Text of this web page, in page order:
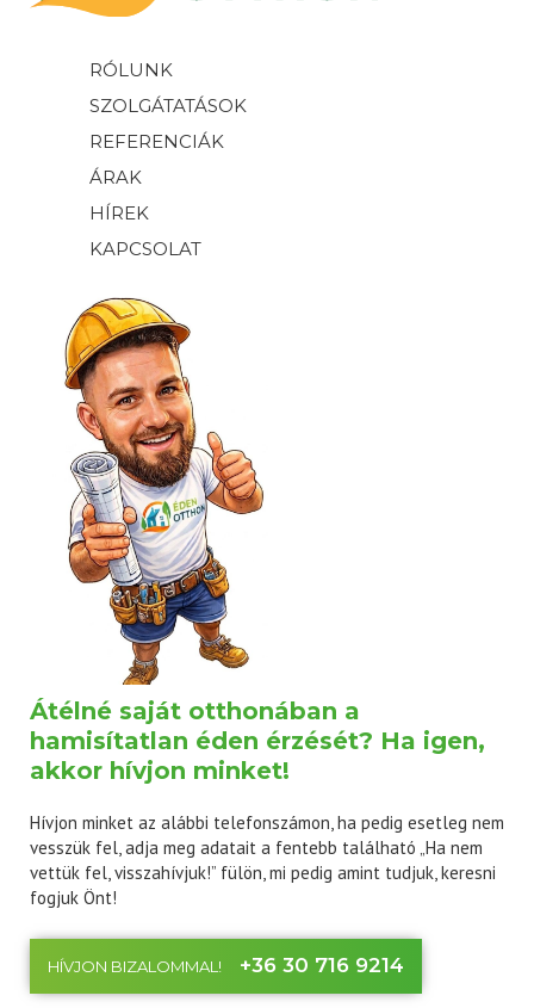
RÓLUNK
SZOLGÁTATÁSOK
REFERENCIÁK
ÁRAK
HÍREK
KAPCSOLAT
Átélné saját otthonában a
hamisítatlan éden érzését? Ha igen,
akkor hívjon minket!
Hívjon minket az alábbi telefonszámon, ha pedig esetleg nem
vesszük fel, adja meg adatait a fentebb található „Ha nem
vettük fel, visszahívjuk!” fülön, mi pedig amint tudjuk, keresni
fogjuk Önt!
HÍVJON BIZALOMMAL! +36 30 716 9214